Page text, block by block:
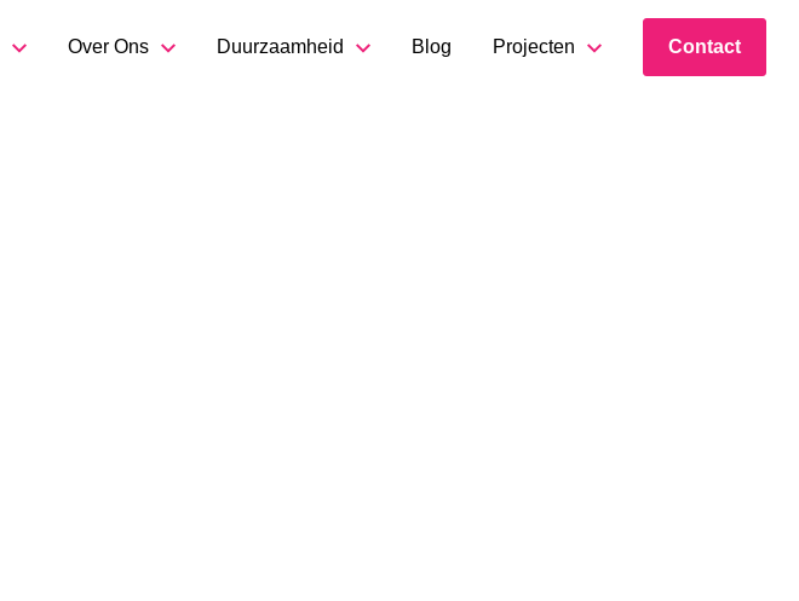
Over Ons Duurzaamheid Blog Projecten Contact